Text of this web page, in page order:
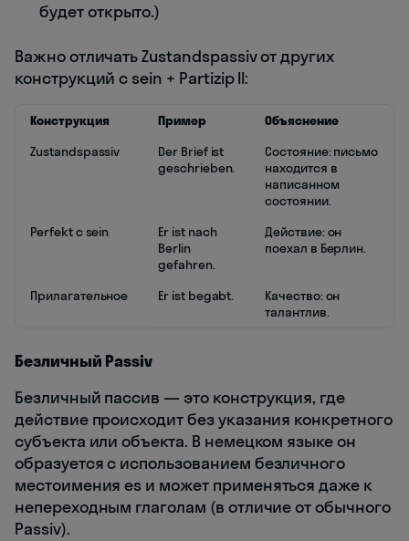
будет открыто.)
Важно отличать Zustandspassiv от других
конструкций с sein + Partizip II:
Конструкция Пример
Объяснение
Zustandspassiv
Der Brief ist
geschrieben.
Состояние: письмо
находится в
написанном
состоянии.
Perfekt с sein
Er ist nach
Berlin
gefahren.
Действие: он
поехал в Берлин.
Прилагательное Er ist begabt.
Качество: он
талантлив.
Безличный Passiv
Безличный пассив — это конструкция, где
действие происходит без указания конкретного
субъекта или объекта. В немецком языке он
образуется с использованием безличного
местоимения es и может применяться даже к
непереходным глаголам (в отличие от обычного
Passiv).